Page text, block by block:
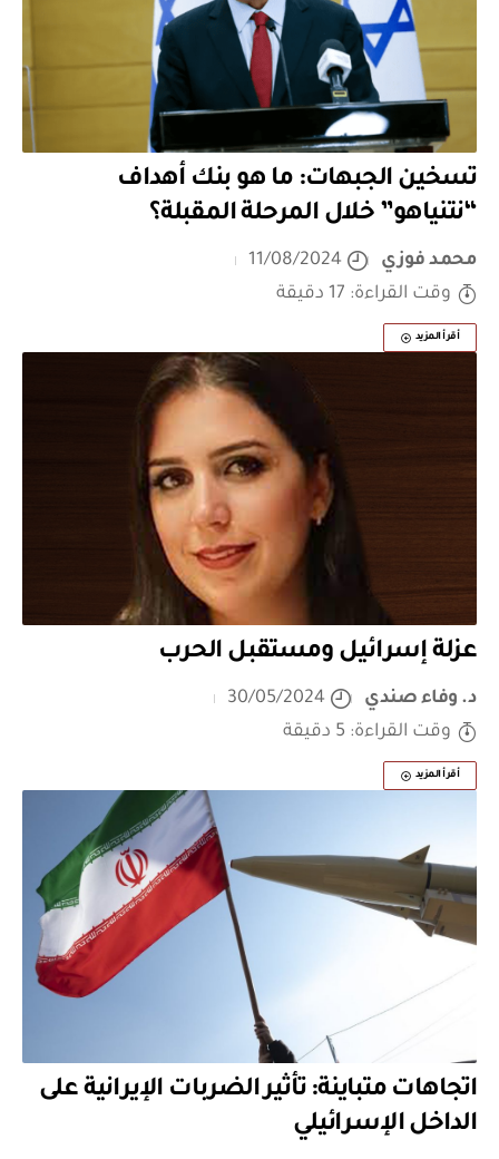
تسخين الجبهات: ما هو بنك أهداف
“نتنياهو” خلال المرحلة المقبلة؟
محمد فوزي
11/08/2024
وقت القراءة: 17 دقيقة
أقرأ المزيد
عزلة إسرائيل ومستقبل الحرب
د. وفاء صندي
30/05/2024
وقت القراءة: 5 دقيقة
أقرأ المزيد
اتجاهات متباينة: تأثير الضربات الإيرانية على
الداخل الإسرائيلي